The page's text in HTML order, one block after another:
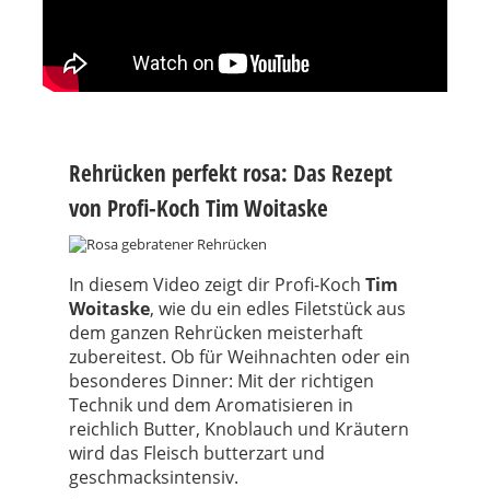
Rehrücken perfekt rosa: Das Rezept
von Profi-Koch Tim Woitaske
In diesem Video zeigt dir Profi-Koch Tim
Woitaske, wie du ein edles Filetstück aus
dem ganzen Rehrücken meisterhaft
zubereitest. Ob für Weihnachten oder ein
besonderes Dinner: Mit der richtigen
Technik und dem Aromatisieren in
reichlich Butter, Knoblauch und Kräutern
wird das Fleisch butterzart und
geschmacksintensiv.